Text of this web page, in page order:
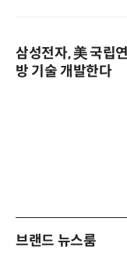
삼성전자, 美 국립
방 기술 개발한다
브랜드 뉴스룸